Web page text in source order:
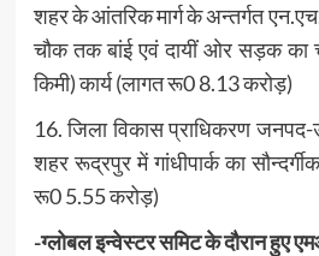
शहर के आंतरिक मार्ग के अन्तर्गत
चौक तक बांई एवं दायीं ओर सड़क का
किमी) कार्य (लागत रू0 8.13 करोड़)
16. जिला विकास प्राधिकरण
शहर रूद्रपुर में गांधीपार्क का
रू0 5.55 करोड़)
-ग्लोबल इन्वेस्टर समिट के दौरान हुए